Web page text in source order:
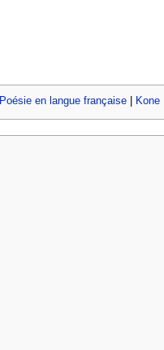
Poésie en langue française| Kone